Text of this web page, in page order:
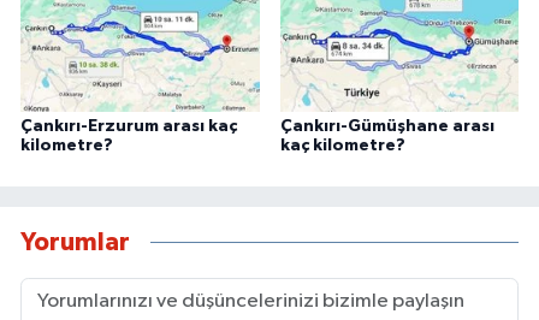
Çankırı-Erzurum arası kaç
kilometre?
Çankırı-Gümüşhane arası
kaç kilometre?
Yorumlar